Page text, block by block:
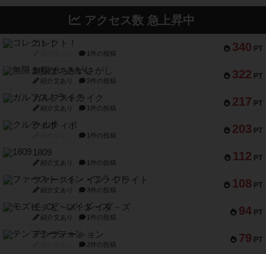
アクセス数 急上昇中
340 PT
コレクト！
1件の投稿
322 PT
無限まちがいさがし
紹介文あり 2件の投稿
217 PT
ガルフストライク
紹介文あり 1件の投稿
203 PT
クルティボ
1件の投稿
112 PT
1809
紹介文あり 1件の投稿
108 PT
ファースト・イン・フライト
紹介文あり 3件の投稿
94 PT
モズビ－ズ・レイダ－ズ
紹介文あり 1件の投稿
79 PT
テンプテーション
2件の投稿